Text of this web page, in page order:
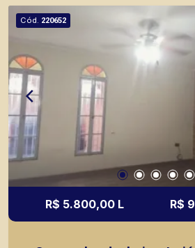
de Ribeirão Preto.
Cód. 220652
R$ 5.800,00 L R$